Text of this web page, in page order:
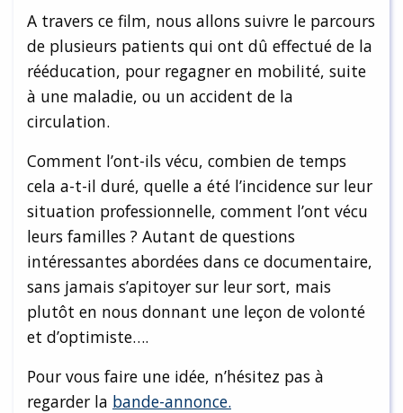
A travers ce film, nous allons suivre le parcours
de plusieurs patients qui ont dû effectué de la
rééducation, pour regagner en mobilité, suite
à une maladie, ou un accident de la
circulation.
Comment l’ont-ils vécu, combien de temps
cela a-t-il duré, quelle a été l’incidence sur leur
situation professionnelle, comment l’ont vécu
leurs familles ? Autant de questions
intéressantes abordées dans ce documentaire,
sans jamais s’apitoyer sur leur sort, mais
plutôt en nous donnant une leçon de volonté
et d’optimiste….
Pour vous faire une idée, n’hésitez pas à
regarder la bande-annonce.